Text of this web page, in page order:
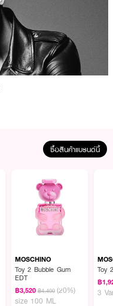
ซื้อสินค้าแบรนด์นี้
MOSCHINO
Toy 2 Bubble Gum
EDT
฿3,520 ฿4,400 (20%)
size 100 ML
Toy
฿
3